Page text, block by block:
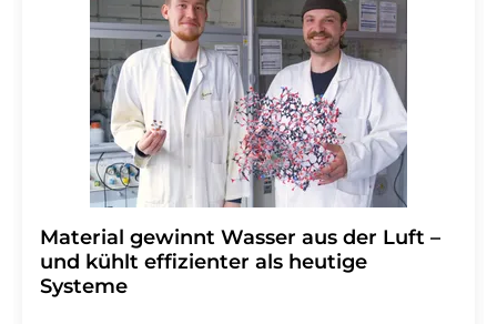
Material gewinnt Wasser aus der Luft –
und kühlt effizienter als heutige
Systeme